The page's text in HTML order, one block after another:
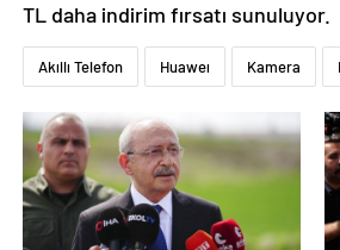
TL daha indirim fırsatı sunuluyor.
Akıllı Telefon Huaweı Kamera